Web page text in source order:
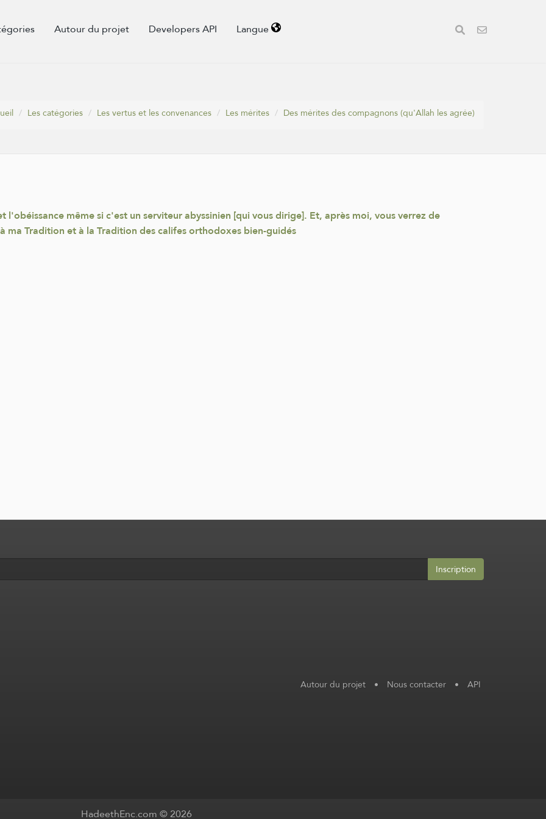
Autour du projet Developers API Langue
Les catégories Les vertus et les convenances Les mérites Des mérites des compagnons (qu'Allah les agrée)
même si c'est un serviteur abyssinien [qui vous dirige]. Et, après moi, vous verrez de
ma Tradition et à la Tradition des califes orthodoxes bien-guidés
Inscription
Autour du projet • Nous contacter • API
HadeethEnc.com © 2026